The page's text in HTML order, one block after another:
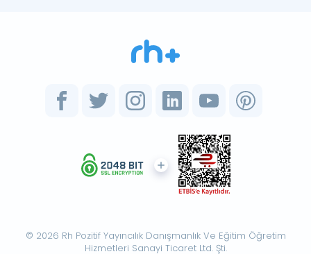
© 2026 Rh Pozitif Yayıncılık Danışmanlık Ve Eğitim Öğretim
Hizmetleri Sanayi Ticaret Ltd. Şti.